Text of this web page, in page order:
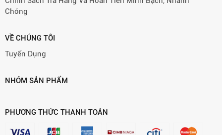
Chóng
VỀ CHÚNG TÔI
Tuyển Dụng
NHÓM SẢN PHẨM
PHƯƠNG THỨC THANH TOÁN